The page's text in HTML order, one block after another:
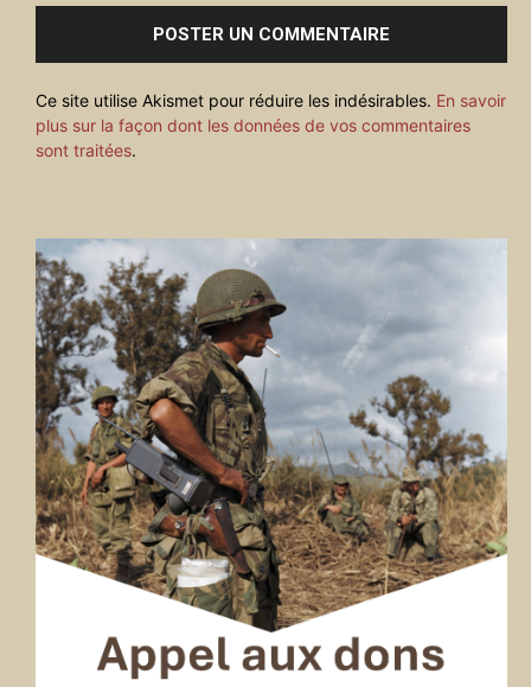
Ce site utilise Akismet pour réduire les indésirables. En savoir
plus sur la façon dont les données de vos commentaires
sont traitées.